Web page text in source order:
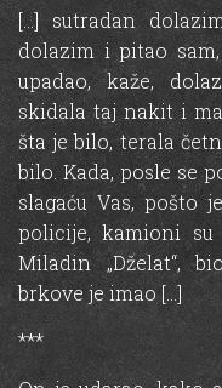
[…] sutradan
dolazim i pitao
upadao, kaže,
skidala taj nakit i
šta je bilo, terala
bilo. Kada, posle se
slagaću Vas, pošto
policije, kamioni
Miladin „Dželat“,
brkove je imao […]
***